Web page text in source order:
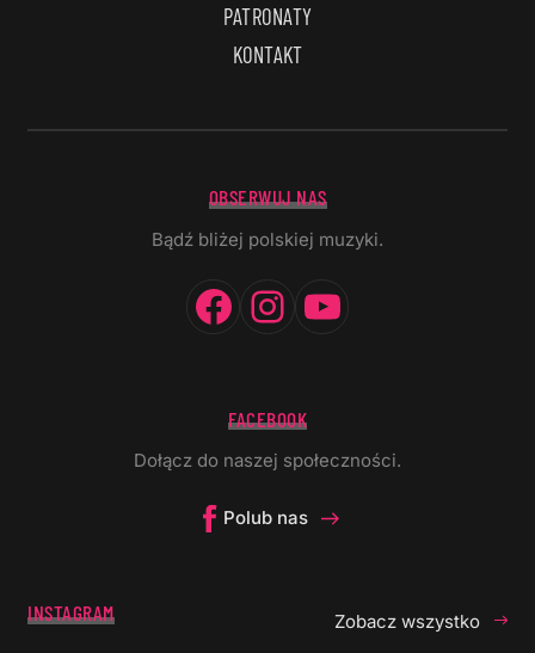
PATRONATY
KONTAKT
OBSERWUJ NAS
Bądź bliżej polskiej muzyki.
Facebook
Instagram
FACEBOOK
Dołącz do naszej społeczności.
Polub nas
INSTAGRAM Zobacz wszystko